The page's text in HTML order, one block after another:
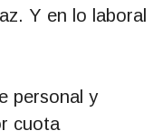
Y en lo laboral
personal y
cuota